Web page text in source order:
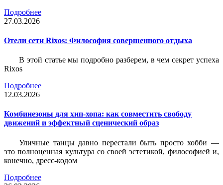
Подробнее
27.03.2026
Отели сети Rixos: Философия совершенного отдыха
В этой статье мы подробно разберем, в чем секрет успеха
Rixos
Подробнее
12.03.2026
Комбинезоны для хип-хопа: как совместить свободу
движений и эффектный сценический образ
Уличные танцы давно перестали быть просто хобби —
это полноценная культура со своей эстетикой, философией и,
конечно, дресс-кодом
Подробнее